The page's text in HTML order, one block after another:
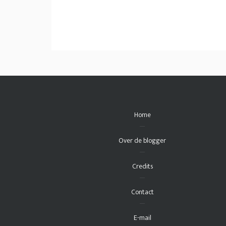
Home
Over de blogger
Credits
Contact
E-mail